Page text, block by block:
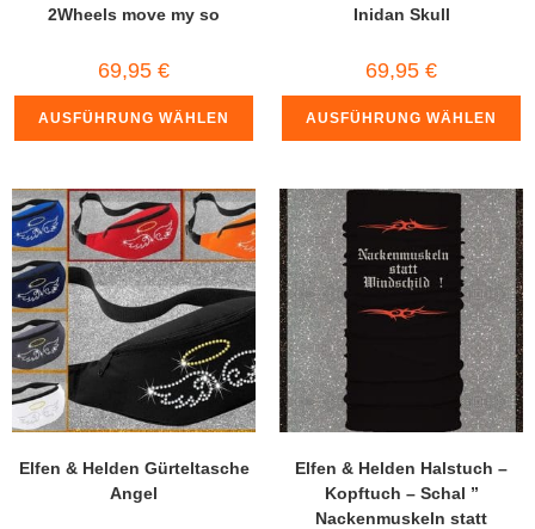
2Wheels move my so
69,95 €
AUSFÜHRUNG WÄHLEN
Inidan Skull
69,95 €
AUSFÜHRUNG WÄHLEN
Elfen & Helden Gürteltasche
Angel
Elfen & Helden Halstuch –
Kopftuch – Schal ”
Nackenmuskeln statt